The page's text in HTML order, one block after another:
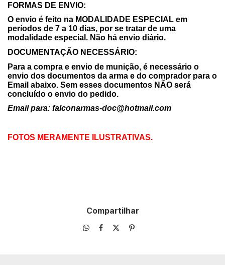
FORMAS DE ENVIO:
O envio é feito na MODALIDADE ESPECIAL em
períodos de 7 a 10 dias, por se tratar de uma
modalidade especial. Não há envio diário.
DOCUMENTAÇÃO NECESSÁRIO:
Para a compra e envio de munição, é necessário o
envio dos documentos da arma e do comprador para o
Email abaixo. Sem esses documentos NÃO será
concluído o envio do pedido.
Email para: falconarmas-doc@hotmail.com
FOTOS MERAMENTE ILUSTRATIVAS.
Compartilhar